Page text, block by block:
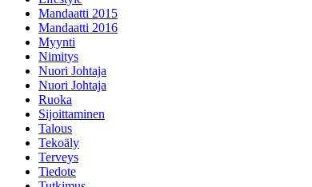
Mandaatti 2015
Mandaatti 2016
Myynti
Nimitys
Nuori Johtaja
Nuori Johtaja
Ruoka
Sijoittaminen
Talous
Tekoäly
Terveys
Tiedote